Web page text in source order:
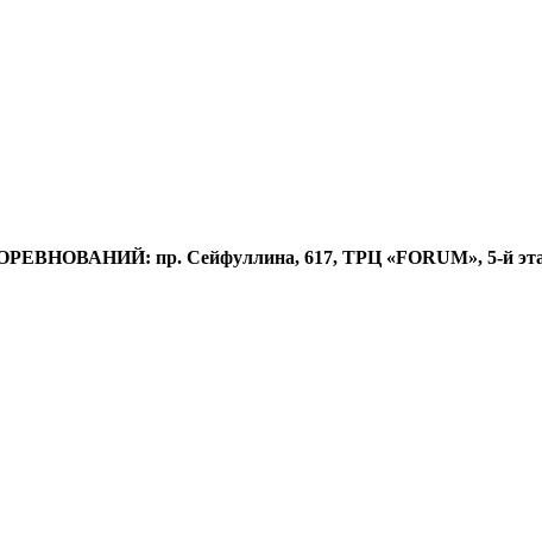
пр. Сейфуллина, 617, ТРЦ «FORUM», 5-й